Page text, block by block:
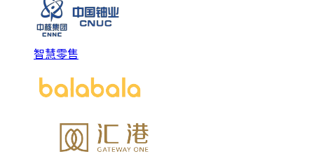
智慧零售